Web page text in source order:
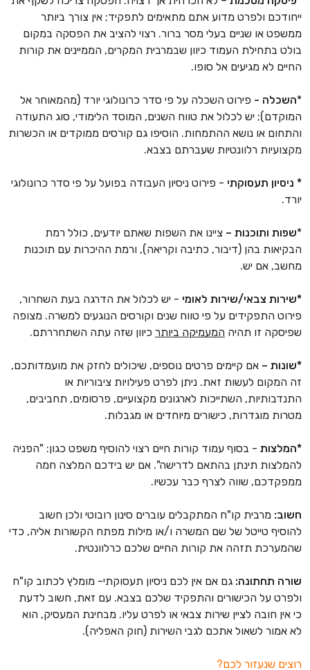
ייחודכם ולפרט מדוע אתם מתאימים לתפקיד; אין צורך ביותר
ממשפט או שניים בעלי מסר ברור. רצוי להציב את הפסקה במקום
בולט בתחילת העמוד כיוון שבמרבית המקרים, הממיינים את קורות
החיים לא מגיעים אל סופו.
*השכלה - פירוט השכלה על פי סדר כרונולוגי יורד (מהמאוחר אל
המוקדם); יש לכלול את טווח השנים, המוסד הלימודי, סוג התעודה
והתחום או נושא ההתמחות. הוסיפו גם קורסים ממוקדים או הכשרות
מקצועיות רלוונטיות שעברתם בצבא.
* ניסיון תעסוקתי - פירוט ניסיון העבודה בפועל על פי סדר כרונולוגי
יורד.
*שפות ותוכנות – ציינו את השפות שאתם יודעים, כולל רמת
הבקיאות בהן (דיבור, כתיבה וקריאה), ורמת ההיכרות עם תוכנות
מחשב, אם יש.
*שירות צבאי/שירות לאומי - יש לכלול את הדרגה בעת השחרור,
פירוט התפקידים על פי טווח שנים וקורסים הנוגעים למשרה. מצופה
שפיסקה זו תהיה המעמיקה ביותר כיוון שזה עתה השתחררתם.
*שונות – אם קיימים פרטים נוספים, שיכולים לחזק את מועמדותכם,
זה המקום לעשות זאת. ניתן לפרט פעילויות ציבוריות או
התנדבותיות, השתייכות לארגונים מקצועיים, פרסומים, תחביבים,
מטרות מוגדרות, כישורים מיוחדים או מגבלות.
*המלצות - בסוף עמוד קורות חיים רצוי להוסיף משפט כגון: "הפניה
להמלצות תינתן בהתאם לדרישה". אם יש בידכם המלצה חמה
ממפקדכם, שווה לצרף כבר עכשיו.
חשוב: מרבית קו"ח המתקבלים עוברים סינון רובוטי ולכן חשוב
להוסיף טייטל של שם המשרה ו/או מילות מפתח הקשורות אליה, כדי
שהמערכת תזהה את קורות החיים שלכם כרלוונטית.
שורה תחתונה: גם אם אין לכם ניסיון תעסוקתי- מומלץ לכתוב קו"ח
ולפרט על הכישורים והתפקיד שלכם בצבא. עם זאת, חשוב לדעת
כי אין חובה לציין שירות צבאי או לפרט עליו. מבחינת המעסיק, הוא
לא אמור לשאול אתכם לגבי השירות (חוק האפליה).
רוצים שנעזור לכם?